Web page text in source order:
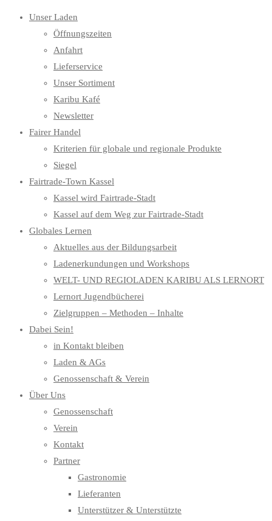
Unser Laden
Öffnungszeiten
Anfahrt
Lieferservice
Unser Sortiment
Karibu Kafé
Newsletter
Fairer Handel
Kriterien für globale und regionale Produkte
Siegel
Fairtrade-Town Kassel
Kassel wird Fairtrade-Stadt
Kassel auf dem Weg zur Fairtrade-Stadt
Globales Lernen
Aktuelles aus der Bildungsarbeit
Ladenerkundungen und Workshops
WELT- UND REGIOLADEN KARIBU ALS LERNORT
Lernort Jugendbücherei
Zielgruppen – Methoden – Inhalte
Dabei Sein!
in Kontakt bleiben
Laden & AGs
Genossenschaft & Verein
Über Uns
Genossenschaft
Verein
Kontakt
Partner
Gastronomie
Lieferanten
Unterstützer & Unterstützte